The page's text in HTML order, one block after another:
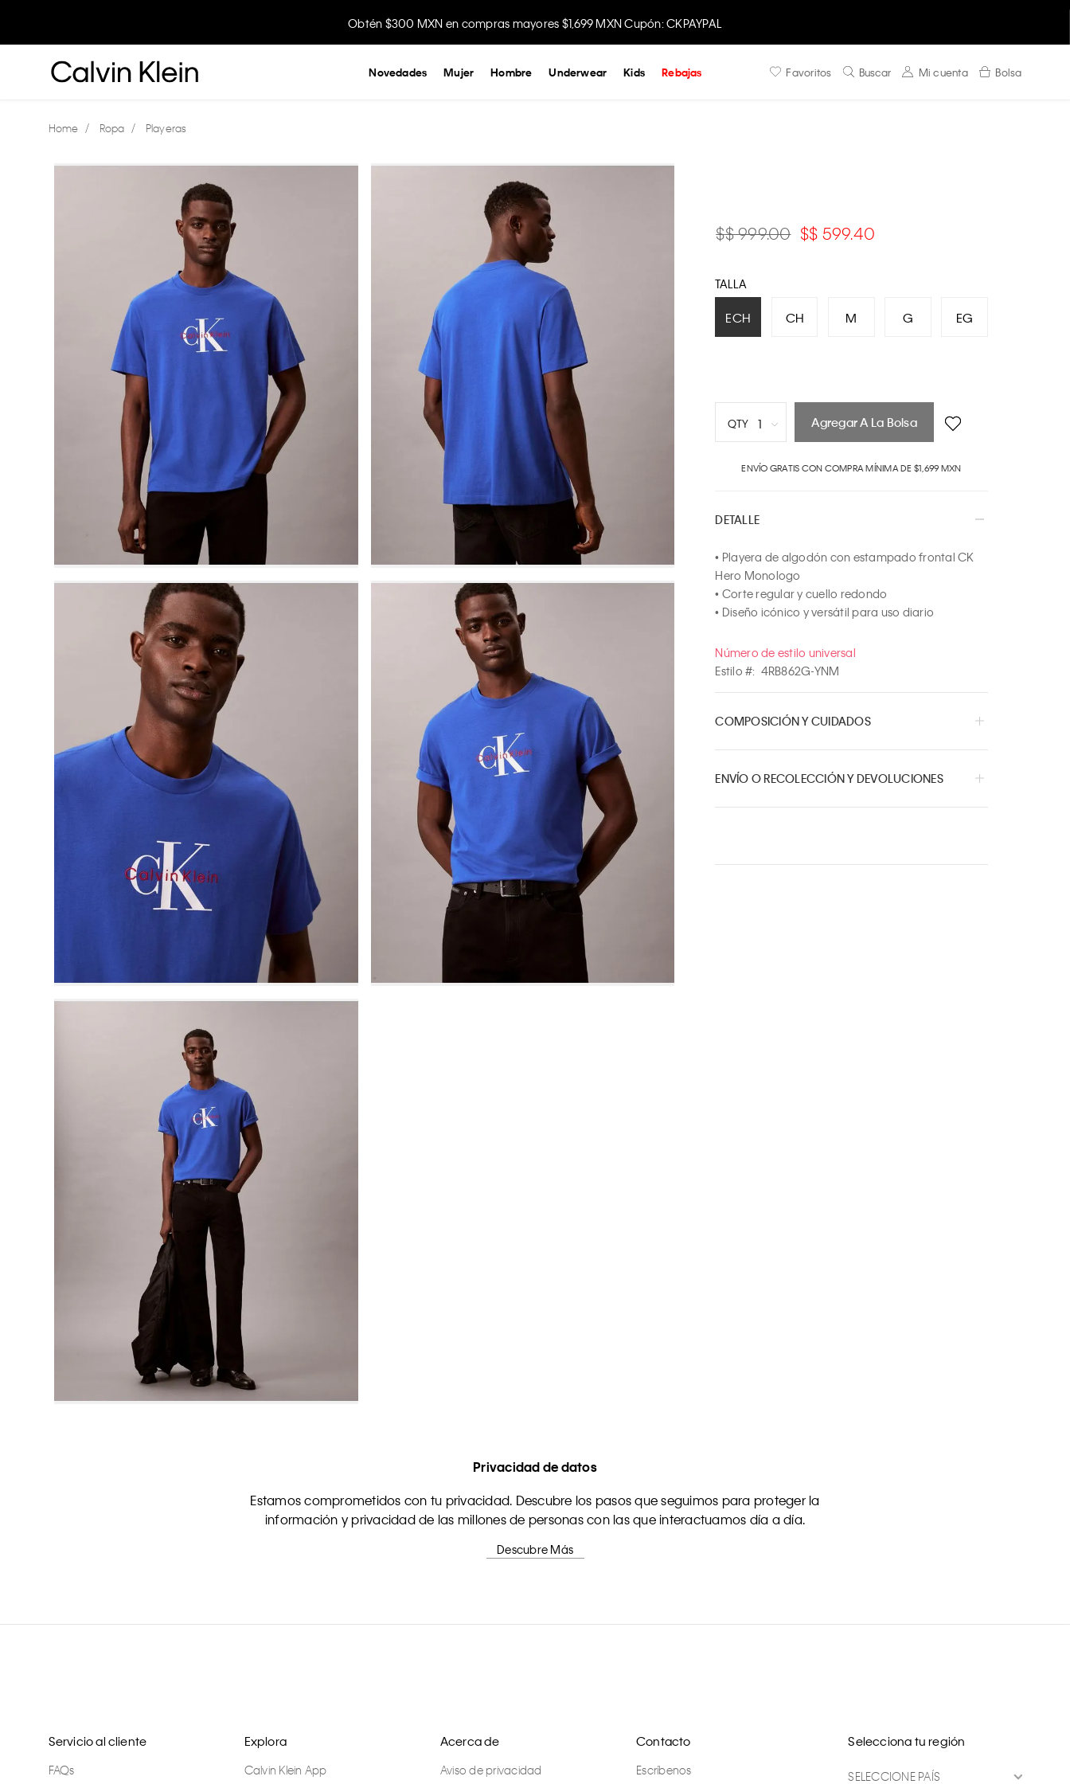
Obtén $300 MXN en compras mayores $1,699 MXN Cupón: CKPAYPAL
Disfruta envío gratis comprando en la app.
Favoritos Buscar Mi cuenta Bolsa
Novedades Mujer Hombre Underwear Kids Rebajas
Ropa Playeras
$ 999.00 $ 599.40
TALLA
ECH CH M G EG
QTY 1
6
7
8
9
Agregar A La Bolsa
ENVÍO GRATIS CON COMPRA MÍNIMA DE $1,699 MXN
DETALLE
• Playera de algodón con estampado frontal CK
Hero Monologo
• Corte regular y cuello redondo
• Diseño icónico y versátil para uso diario
Número de estilo universal
Estilo #: 4RB862G-YNM
COMPOSICIÓN Y CUIDADOS
ENVÍO O RECOLECCIÓN Y DEVOLUCIONES
Privacidad de datos
Estamos comprometidos con tu privacidad. Descubre los pasos que seguimos para proteger la
información y privacidad de las millones de personas con las que interactuamos día a día.
Descubre Más
Servicio al cliente
FAQs
Explora
Calvin Klein App
Acerca de
Aviso de privacidad
Contacto
Escríbenos
Selecciona tu región
SELECCIONE PAÍS